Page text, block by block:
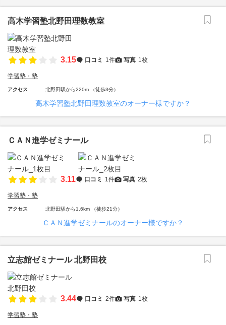
高木学習塾北野田理数教室
3.15 口コミ 1件 写真 1枚
学習塾・塾
アクセス 北野田駅から220m （徒歩3分）
高木学習塾北野田理数教室のオーナー様ですか？
ＣＡＮ進学ゼミナール
3.11 口コミ 1件 写真 2枚
学習塾・塾
アクセス 北野田駅から1.6km （徒歩21分）
ＣＡＮ進学ゼミナールのオーナー様ですか？
立志館ゼミナール 北野田校
3.44 口コミ 2件 写真 1枚
学習塾・塾